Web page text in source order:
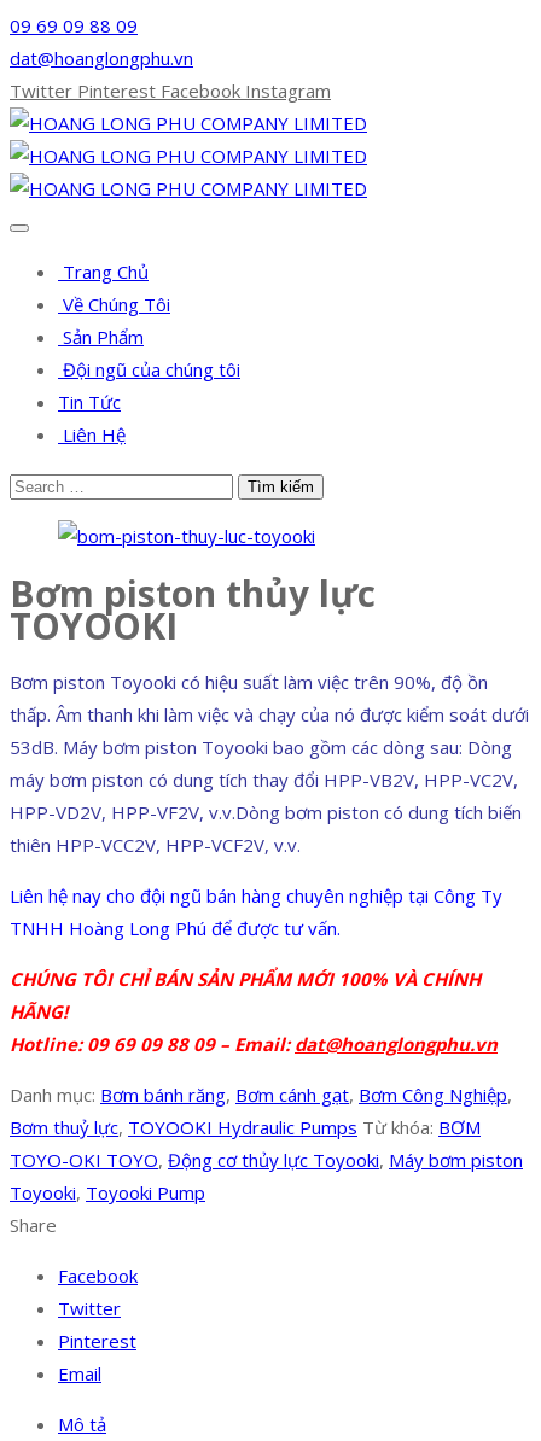
09 69 09 88 09
dat@hoanglongphu.vn
Twitter Pinterest Facebook Instagram
Trang Chủ
Về Chúng Tôi
Sản Phẩm
Đội ngũ của chúng tôi
Tin Tức
Liên Hệ
Bơm piston thủy lực
TOYOOKI
Bơm piston Toyooki có hiệu suất làm việc trên 90%, độ ồn
thấp. Âm thanh khi làm việc và chạy của nó được kiểm soát dưới
53dB. Máy bơm piston Toyooki bao gồm các dòng sau: Dòng
máy bơm piston có dung tích thay đổi HPP-VB2V, HPP-VC2V,
HPP-VD2V, HPP-VF2V, v.v.Dòng bơm piston có dung tích biến
thiên HPP-VCC2V, HPP-VCF2V, v.v.
Liên hệ nay cho đội ngũ bán hàng chuyên nghiệp tại Công Ty
TNHH Hoàng Long Phú để được tư vấn.
CHÚNG TÔI CHỈ BÁN SẢN PHẨM MỚI 100% VÀ CHÍNH
HÃNG!
Hotline: 09 69 09 88 09 – Email:dat@hoanglongphu.vn
Danh mục: Bơm bánh răng, Bơm cánh gạt, Bơm Công Nghiệp,
Bơm thuỷ lực, TOYOOKI Hydraulic Pumps Từ khóa: BƠM
TOYO-OKI TOYO, Động cơ thủy lực Toyooki, Máy bơm piston
Toyooki, Toyooki Pump
Share
Facebook
Twitter
Pinterest
Email
Mô tả